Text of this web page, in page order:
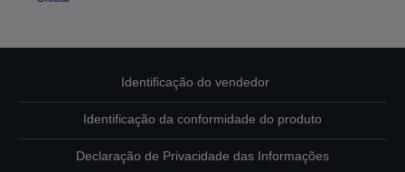
Identificação do vendedor
Identificação da conformidade do produto
Declaração de Privacidade das Informações